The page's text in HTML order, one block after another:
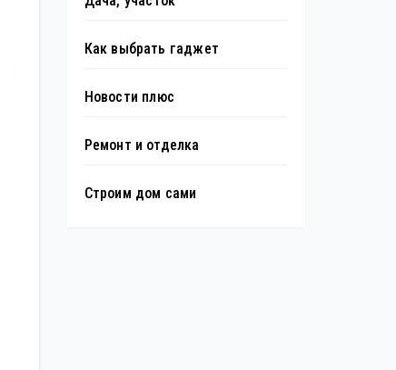
Как выбрать гаджет
Новости плюс
Ремонт и отделка
Строим дом сами